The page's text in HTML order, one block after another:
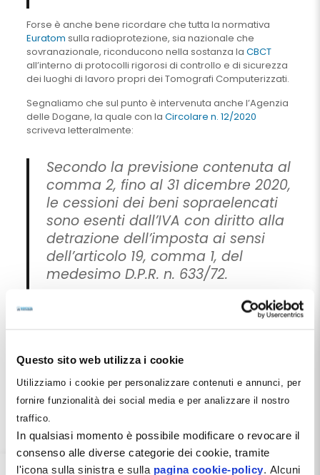
Questo sito web utilizza i cookie
Utilizziamo i cookie per personalizzare contenuti e annunci, per
fornire funzionalità dei social media e per analizzare il nostro
traffico.
In qualsiasi momento è possibile modificare o revocare il
consenso alle diverse categorie dei cookie, tramite
l'icona sulla sinistra e sulla pagina cookie-policy. Alcuni
Forse è anche bene ricordare che tutta la normativa
Euratom sulla radioprotezione, sia nazionale che
sovranazionale, riconducono nella sostanza la CBCT
all’interno di protocolli rigorosi di controllo e di sicurezza
dei luoghi di lavoro propri dei Tomografi Computerizzati.
Segnaliamo che sul punto è intervenuta anche l’Agenzia
delle Dogane, la quale con la Circolare n. 12/2020
scriveva letteralmente:
Secondo la previsione contenuta al
comma 2, fino al 31 dicembre 2020,
le cessioni dei beni sopraelencati
sono esenti dall’IVA con diritto alla
detrazione dell’imposta ai sensi
dell’articolo 19, comma 1, del
medesimo D.P.R. n. 633/72.
Inutile dire che tra i beni sopra elencati era ricompresa
dei Monopoli ADM al link indicato.
Sostenere che la CBCT non sia ricompresa nell’elenco
dei Tomografi Computerizzati perchè non
esplicitamente richiamata significa fare una presunzione
inversa a quella giuridicamente e logicamente corretta.
Per fare un parallelo, vogliamo provare a sostenere che
la Tac Spirale è esclusa dal beneficio in quanto il
legislatore non ha inserito la parolaSpiraleinsieme a